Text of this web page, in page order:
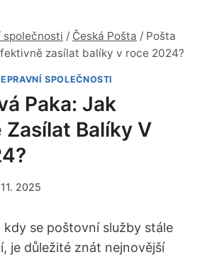
společnosti / Česká Pošta / Pošta
zasílat balíky v roce 2024?
SPOLEČNOSTI
Paka: Jak
Balíky V
2025
kdy se poštovní služby stále
je důležité znát nejnovější